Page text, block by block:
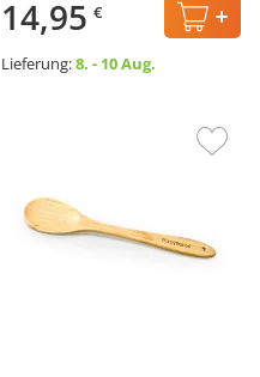
14,95 €
Lieferung:8. - 10 Aug.